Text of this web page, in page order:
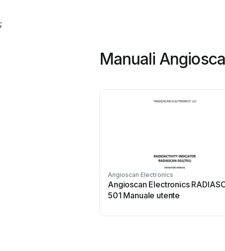
;
Manuali
Angioscan Electronics
Angioscan Electronics
501 Manuale utente